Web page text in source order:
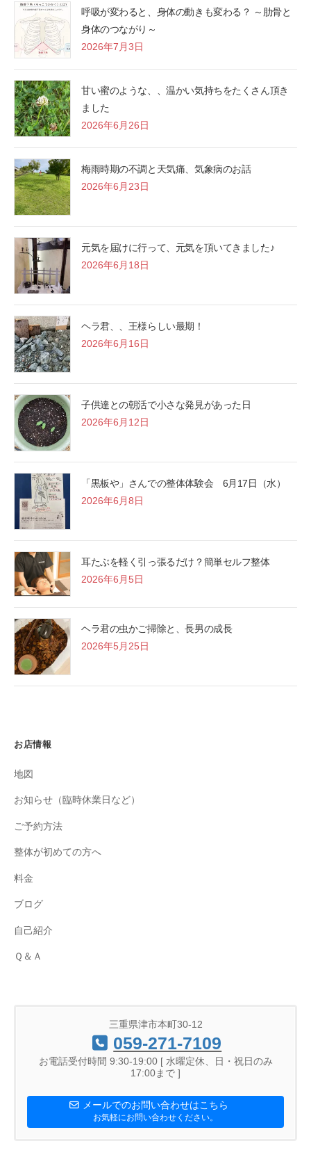
呼吸が変わると、身体の動きも変わる？ ～肋骨と
身体のつながり～
2026年7月3日
甘い蜜のような、、温かい気持ちをたくさん頂き
ました
2026年6月26日
梅雨時期の不調と天気痛、気象病のお話
2026年6月23日
元気を届けに行って、元気を頂いてきました♪
2026年6月18日
ヘラ君、、王様らしい最期！
2026年6月16日
子供達との朝活で小さな発見があった日
2026年6月12日
「黒板や」さんでの整体体験会 6月17日（水）
2026年6月8日
耳たぶを軽く引っ張るだけ？簡単セルフ整体
2026年6月5日
ヘラ君の虫かご掃除と、長男の成長
2026年5月25日
お店情報
地図
お知らせ（臨時休業日など）
ご予約方法
整体が初めての方へ
料金
ブログ
自己紹介
Ｑ＆Ａ
三重県津市本町30-12
059-271-7109
お電話受付時間 9:30-19:00 [ 水曜定休、日・祝日のみ
17:00まで ]
メールでのお問い合わせはこちら
お気軽にお問い合わせください。